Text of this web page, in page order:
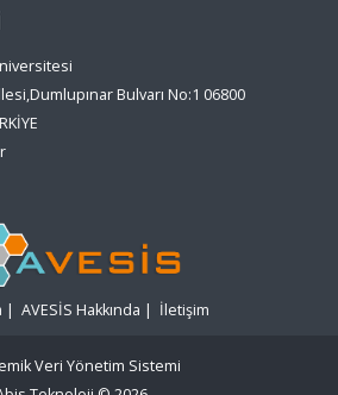
Bulvarı No:1 06800
| AVESİS Hakkında | İletişim
Veri Yönetim Sistemi